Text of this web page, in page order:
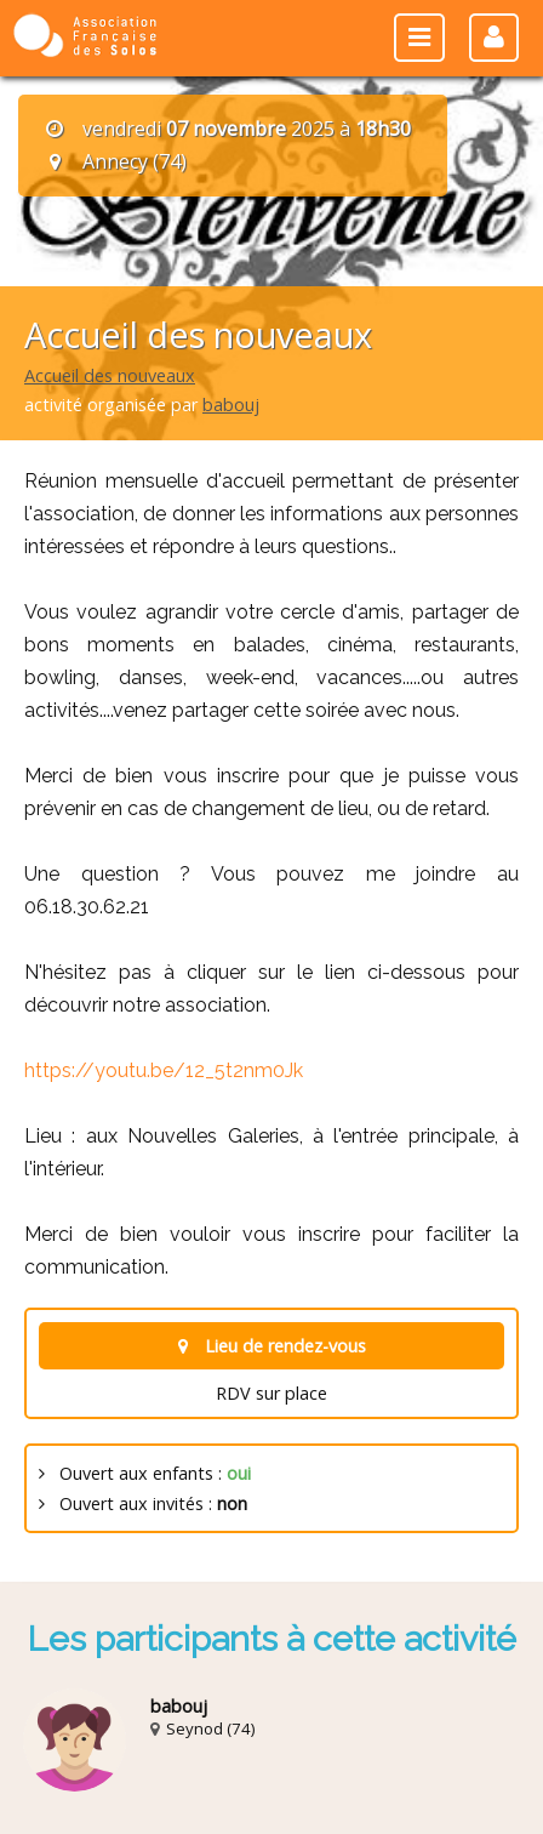
vendredi07 novembre2025 à18h30
Annecy (74)
Accueil des nouveaux
Accueil des nouveaux
activité organisée parbabouj
Réunion mensuelle d'accueil permettant de présenter
l'association, de donner les informations aux personnes
intéressées et répondre à leurs questions..
Vous voulez agrandir votre cercle d'amis, partager de
bons moments en balades, cinéma, restaurants,
bowling, danses, week-end, vacances.....ou autres
activités....venez partager cette soirée avec nous.
Merci de bien vous inscrire pour que je puisse vous
prévenir en cas de changement de lieu, ou de retard.
Une question ? Vous pouvez me joindre au
06.18.30.62.21
N'hésitez pas à cliquer sur le lien ci-dessous pour
découvrir notre association.
https://youtu.be/12_5t2nm0Jk
Lieu : aux Nouvelles Galeries, à l'entrée principale, à
l'intérieur.
Merci de bien vouloir vous inscrire pour faciliter la
communication.
Lieu de rendez-vous
RDV sur place
Ouvert aux enfants : oui
Ouvert aux invités : non
Les participants à cette activité
babouj
Seynod (74)